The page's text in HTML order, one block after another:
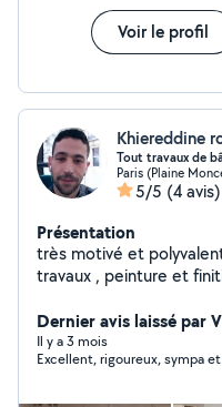
Voir le profil
Khiereddine
Tout travaux de
Paris (Plaine
5/5 (4 avis)
Présentation
très motivé et
travaux , peinture et finition..etc...
enduits....
propose mes services,
en week-end.merci.
Dernier avis laissé par
Il y a 3 mois
Excellent, rigoureux, sympa